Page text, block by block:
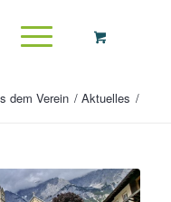
dem Verein / Aktuelles /